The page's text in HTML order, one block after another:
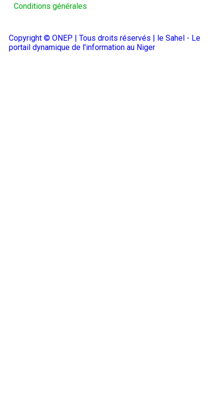
Conditions générales
Copyright © ONEP | Tous droits réservés | le Sahel - Le
portail dynamique de l'information au Niger